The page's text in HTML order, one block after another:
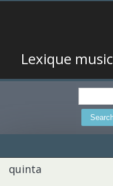
Lexique
Search
quinta